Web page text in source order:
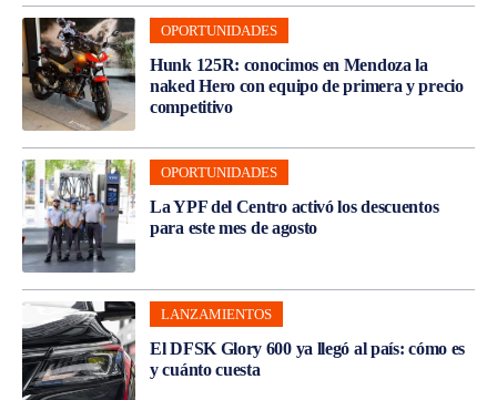
OPORTUNIDADES
Hunk 125R: conocimos en Mendoza la
naked Hero con equipo de primera y precio
competitivo
OPORTUNIDADES
La YPF del Centro activó los descuentos
para este mes de agosto
LANZAMIENTOS
El DFSK Glory 600 ya llegó al país: cómo es
y cuánto cuesta